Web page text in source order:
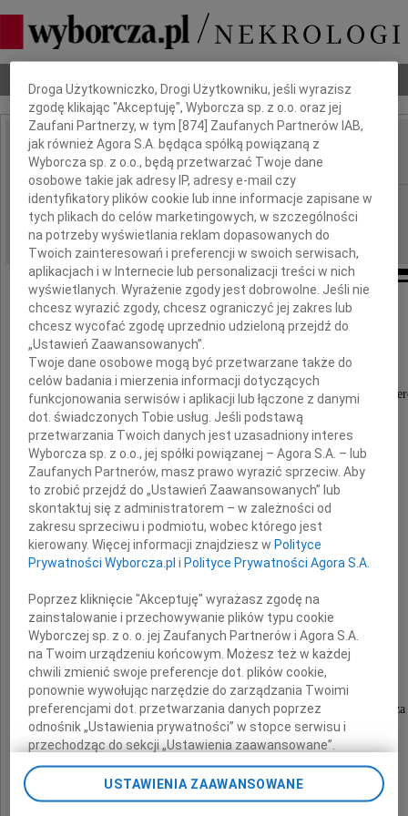
Nekrologi Odeszli Poradnik pogrzebowy
IMIĘ I NAZWISKO: Anna Konarzewska
REGION: Warszawa
DATA EMISJI: 26.02.2010
"Czasem cały świat oznacza mniej
niż jeden człowiek, którego brak ..."
27 lutego 2010 roku mija pierwsza rocznica
Ani Konarzewskiej
Trudno nam w to uwierzyć.
Aniu zawsze jesteś i będziesz z nami.
o chwilę zadumy i wspomnienie.
Msza święta w I rocznicę odbędzie się
27 lutego (sobota) o godzinie 17.00
w kościele pw. św. Jakuba przy pl. Narutowicza
Dbamy o Twoją prywatność
Droga Użytkowniczko, Drogi Użytkowniku, jeśli wyrazisz
zgodę klikając "Akceptuję", Wyborcza sp. z o.o. oraz jej
Zaufani Partnerzy, w tym [874 ] Zaufanych Partnerów IAB,
jak również Agora S.A. będąca spółką powiązaną z
Wyborcza sp. z o.o., będą przetwarzać Twoje dane
osobowe takie jak adresy IP, adresy e-mail czy
identyfikatory plików cookie lub inne informacje zapisane w
tych plikach do celów marketingowych, w szczególności
na potrzeby wyświetlania reklam dopasowanych do
Twoich zainteresowań i preferencji w swoich serwisach,
aplikacjach i w Internecie lub personalizacji treści w nich
wyświetlanych. Wyrażenie zgody jest dobrowolne. Jeśli nie
chcesz wyrazić zgody, chcesz ograniczyć jej zakres lub
chcesz wycofać zgodę uprzednio udzieloną przejdź do
„Ustawień Zaawansowanych”.
Twoje dane osobowe mogą być przetwarzane także do
celów badania i mierzenia informacji dotyczących
funkcjonowania serwisów i aplikacji lub łączone z danymi
dot. świadczonych Tobie usług. Jeśli podstawą
przetwarzania Twoich danych jest uzasadniony interes
Wyborcza sp. z o.o., jej spółki powiązanej – Agora S.A. – lub
Zaufanych Partnerów, masz prawo wyrazić sprzeciw. Aby
to zrobić przejdź do „Ustawień Zaawansowanych” lub
skontaktuj się z administratorem – w zależności od
zakresu sprzeciwu i podmiotu, wobec którego jest
kierowany. Więcej informacji znajdziesz w Polityce
Prywatności Wyborcza.pl i Polityce Prywatności Agora S.A.
Poprzez kliknięcie "Akceptuję" wyrażasz zgodę na
zainstalowanie i przechowywanie plików typu cookie
Wyborczej sp. z o. o. jej Zaufanych Partnerów i Agora S.A.
na Twoim urządzeniu końcowym. Możesz też w każdej
chwili zmienić swoje preferencje dot. plików cookie,
ponownie wywołując narzędzie do zarządzania Twoimi
preferencjami dot. przetwarzania danych poprzez
odnośnik „Ustawienia prywatności” w stopce serwisu i
przechodząc do sekcji „Ustawienia zaawansowane”.
Zmiana ustawień plików cookie możliwa jest także za
pomocą ustawień przeglądarki.
USTAWIENIA ZAAWANSOWANE